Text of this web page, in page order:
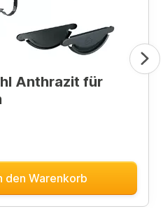
Anthrazit für
den Warenkorb